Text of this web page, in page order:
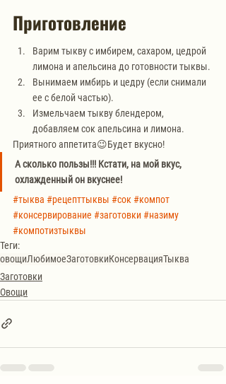
Приготовление
Варим тыкву с имбирем, сахаром, цедрой
лимона и апельсина до готовности тыквы.
Вынимаем имбирь и цедру (если снимали
ее с белой частью).
Измельчаем тыкву блендером,
добавляем сок апельсина и лимона.
Приятного аппетита😉Будет вкусно!
А сколько пользы!!! Кстати, на мой вкус,
охлажденный он вкуснее!
#тыква #рецепттыквы #сок #компот
#консервирование #заготовки#назиму
#компотизтыквы
Теги:
овощиЛюбимоеЗаготовкиКонсервацияТыква
Заготовки
Овощи